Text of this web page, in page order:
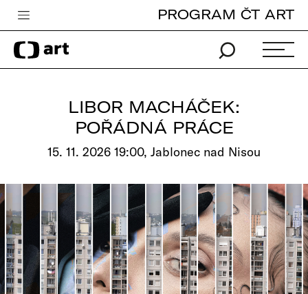
Česká televize
Zpravodajství
TV program
Vše o ČT
PROGRAM ČT ART
LIBOR MACHÁČEK:
POŘÁDNÁ PRÁCE
15. 11. 2026 19:00, Jablonec nad Nisou